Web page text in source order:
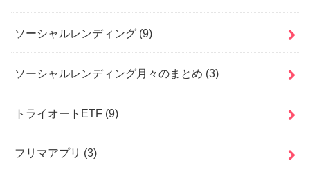
ソーシャルレンディング (9)
ソーシャルレンディング月々のまとめ (3)
トライオートETF (9)
フリマアプリ (3)